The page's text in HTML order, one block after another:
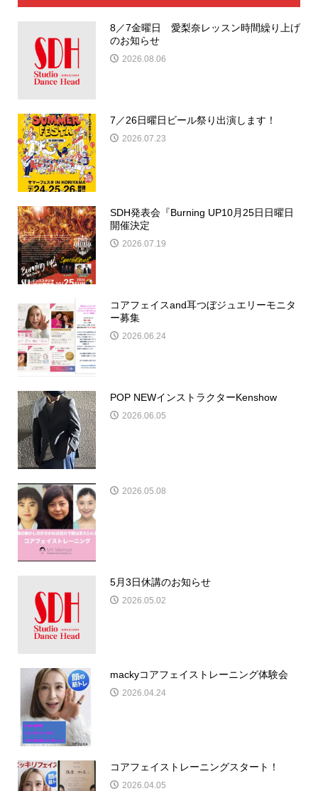
8／7金曜日 愛梨奈レッスン時間繰り上げ
のお知らせ
2026.08.06
7／26日曜日ビール祭り出演します！
2026.07.23
SDH発表会『Burning UP10月25日日曜日
開催決定
2026.07.19
コアフェイスand耳つぼジュエリーモニタ
ー募集
2026.06.24
POP NEWインストラクターKenshow
2026.06.05
2026.05.08
5月3日休講のお知らせ
2026.05.02
mackyコアフェイストレーニング体験会
2026.04.24
コアフェイストレーニングスタート！
2026.04.05